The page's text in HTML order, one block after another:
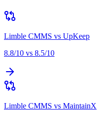
Limble CMMS vs UpKeep
8.8/10 vs 8.5/10
Limble CMMS vs MaintainX